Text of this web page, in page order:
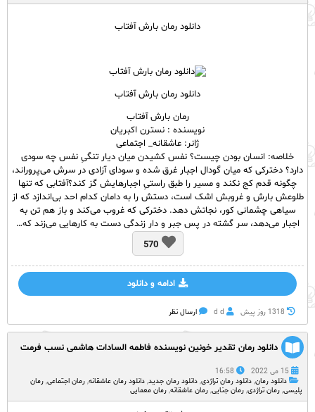
دانلود رمان بارش آفتاب
دانلود رمان بارش آفتاب
رمان بارش آفتاب
نویسنده : نسترن اکبریان
ژانر: عاشقانه_ اجتماعی
خلاصه: انسان بودن چیست؟ نفس کشیدن میان دیار تنگیِ نفس چه سودی
دارد؟ دخترکی که میان گودال اجبار غرق شده و سودای آزادی در سرش می‌پروراند،
چگونه قدم کج نکند و مسیر را طبق راستیِ اجبارهایش گز کند؟آفتابی که تنها
طلوعش بارش و غروبش اشک است، دستش را به دامان کدام احد بی‌اندازد که از
سیاهی چشمانی کور، نجاتش دهد. دخترکی که غروب می‌کند و باز هم تن به
اجبار می‌دهد، سر گشته در پس جبر و دار زندگی دست به کارهایی می‌زند که…
570
ادامه و دانلود
1318 روز پيش d d ارسال نظر
دانلود رمان تقدیر خونین نویسنده فاطمه السادات هاشمی نسب فرمت
15 می 2022
16:58
دانلود رمان, دانلود رمان تراژدی, دانلود رمان جدید, دانلود رمان عاشقانه, رمان اجتماعی, رمان
پلیسی, رمان تراژدی, رمان جنایی, رمان عاشقانه, رمان معمایی